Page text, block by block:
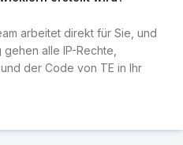
arbeitet direkt für Sie, und
alle IP-Rechte,
der Code von TE in Ihr